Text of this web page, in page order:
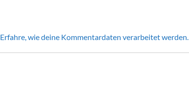
Erfahre, wie deine Kommentardaten verarbeitet werden.